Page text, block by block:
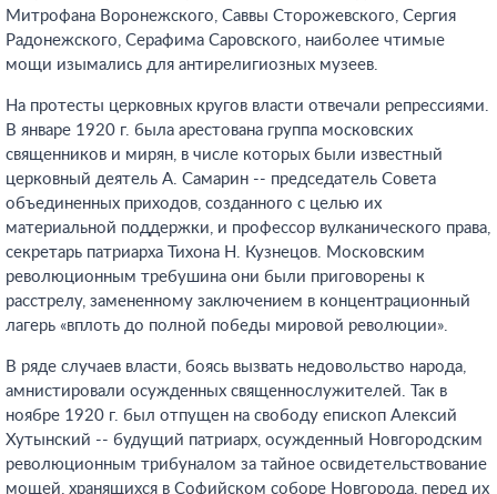
Митрофана Воронежского, Саввы Сторожевского, Сергия
Радонежского, Серафима Саровского, наиболее чтимые
мощи изымались для антирелигиозных музеев.
На протесты церковных кругов власти отвечали репрессиями.
В январе 1920 г. была арестована группа московских
священников и мирян, в числе которых были известный
церковный деятель А. Самарин -- председатель Совета
объединенных приходов, созданного с целью их
материальной поддержки, и профессор вулканического права,
секретарь патриарха Тихона Н. Кузнецов. Московским
революционным требушина они были приговорены к
расстрелу, замененному заключением в концентрационный
лагерь «вплоть до полной победы мировой революции».
В ряде случаев власти, боясь вызвать недовольство народа,
амнистировали осужденных священнослужителей. Так в
ноябре 1920 г. был отпущен на свободу епископ Алексий
Хутынский -- будущий патриарх, осужденный Новгородским
революционным трибуналом за тайное освидетельствование
мощей, хранящихся в Софийском соборе Новгорода, перед их